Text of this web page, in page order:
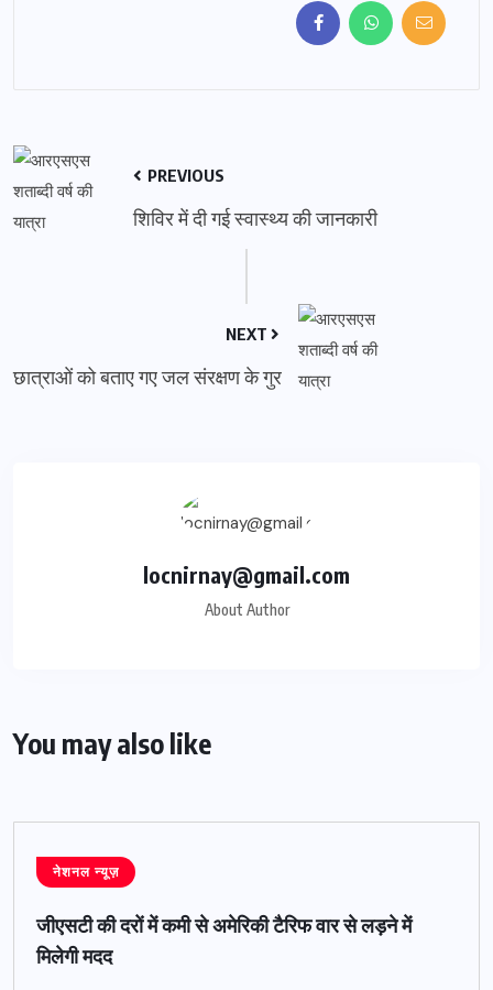
PREVIOUS
शिविर में दी गई स्वास्थ्य की जानकारी
NEXT
छात्राओं को बताए गए जल संरक्षण के गुर
locnirnay@gmail.com
About Author
You may also like
नेशनल न्यूज़
जीएसटी की दरों में कमी से अमेरिकी टैरिफ वार से लड़ने में
मिलेगी मदद